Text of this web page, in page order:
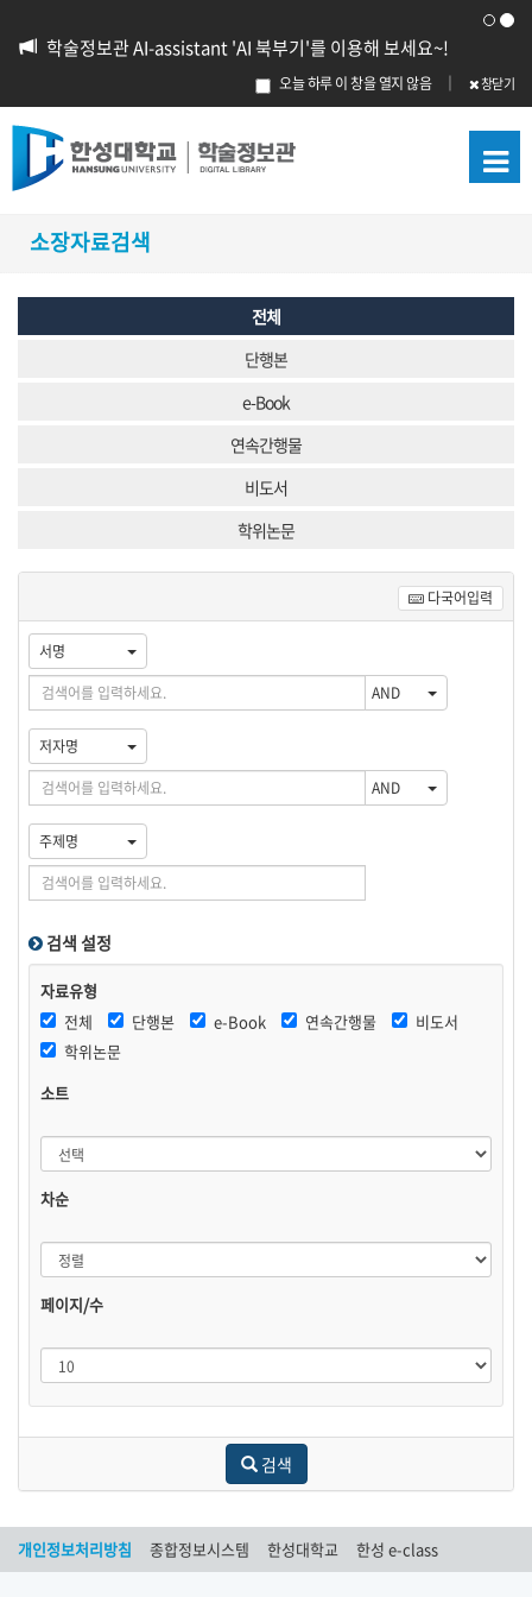
학술정보관 AI-assistant 'AI 북부기'를 이용해 보세요~!
오늘 하루 이 창을 열지 않음 ｜ 창닫기
소장자료검색
전체
단행본
e-Book
연속간행물
비도서
학위논문
다국어입력
서명
첫
번
색
어
입
AND
저자명
두
번
색
입
AND
주제명
입
검색 설정
자료유형
전체
단행본 e-Book 연속간행물
비도서
학위논문
소트
소
트
차순
차
순
페이지/수
페
이
지/
수
검색
개인정보처리방침 종합정보시스템 한성대학교 한성 e-class